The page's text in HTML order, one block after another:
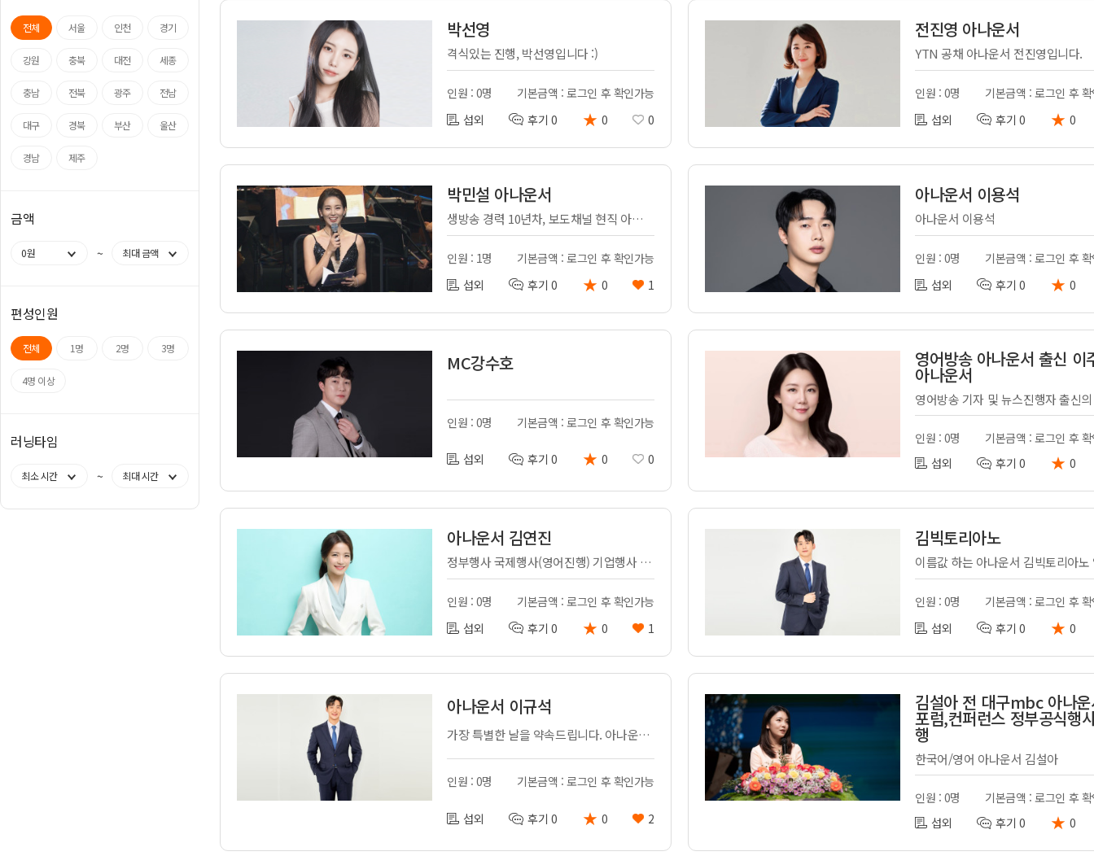
전체 서울 인천 경기
강원 충북 대전 세종
충남 전북 광주 전남
대구 경북 부산 울산
경남 제주
금액
0원 ~ 최대 금액
편성인원
전체 1명 2명 3명
4명 이상
러닝타임
최소 시간 ~ 최대 시간
박선영
격식있는 진행, 박선영입니다 :)
인원 : 0명
기본금액 : 로그인 후 확인가능
섭외
후기 0 ★ 0 0
전진영 아나운서
YTN 공채 아나운서 전진영입니다.
인원 : 0명
기본금액 : 로그인 후
섭외
후기 0 ★ 0
박민설 아나운서
생방송 경력 10년차, 보도채널 현직 아나운서의 행사 (한/영 가능)
인원 : 1명
기본금액 : 로그인 후 확인가능
섭외
후기 0 ★ 0 1
아나운서 이용석
아나운서 이용석
인원 : 0명
기본금액 : 로그인 후
섭외
후기 0 ★ 0
MC강수호
인원 : 0명 기본금액 : 로그인 후 확인가능
섭외 후기 0 ★ 0 0
영어방송 아나운서 출신 이
아나운서
인원 : 0명
기본금액 : 로그인 후
섭외
후기 0 ★ 0
아나운서 김연진
정부행사 국제행사(영어진행) 기업행사 토크쇼 음악회 축제 등 다방면에서 활동하고 있는 아나운서 김연진입니다^^
인원 : 0명
기본금액 : 로그인 후 확인가능
섭외
후기 0 ★ 0 1
김빅토리아노
인원 : 0명
기본금액 : 로그인 후
섭외
후기 0 ★ 0
아나운서 이규석
가장 특별한 날을 약속드립니다. 아나운서 이규석입니다 **경력 - KBS창원 아나운서, SBS광주, KBS라디오, LG헬로비전 등**
인원 : 0명 기본금액 : 로그인 후 확인가능
섭외 후기 0 ★ 0 2
김설아 전 대구mbc 아나
포럼,컨퍼런스 정부공식행
행
한국어/영어 아나운서 김설아
인원 : 0명
기본금액 : 로그인 후
섭외
후기 0 ★ 0